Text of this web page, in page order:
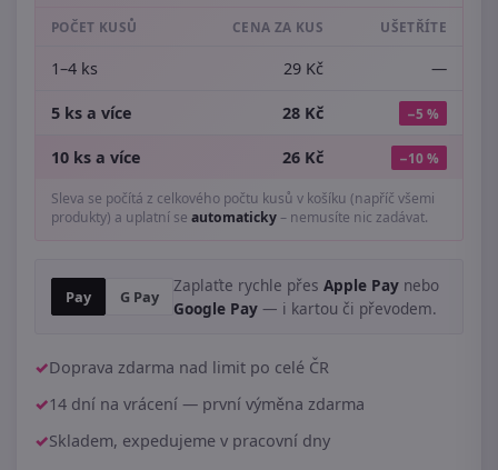
POČET KUSŮ CENA ZA KUS UŠETŘÍTE
1–4 ks 29 Kč —
5 ks a více 28 Kč −5 %
10 ks a více 26 Kč −10 %
Sleva se počítá z celkového počtu kusů v košíku (napříč všemi
produkty) a uplatní se automaticky– nemusíte nic zadávat.
Pay G Pay
Zaplaťte rychle přes Apple Pay nebo
Google Pay — i kartou či převodem.
Doprava zdarma nad limit po celé ČR
14 dní na vrácení — první výměna zdarma
Skladem, expedujeme v pracovní dny